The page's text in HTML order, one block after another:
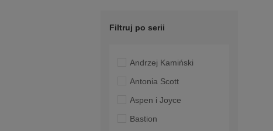
Filtruj po serii
Andrzej Kamiński
Antonia Scott
Aspen i Joyce
Bastion